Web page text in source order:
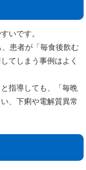
いです。
、患者が「毎食後飲む
てしまう事例はよく
指導しても、「毎晩
、下痢や電解質異常